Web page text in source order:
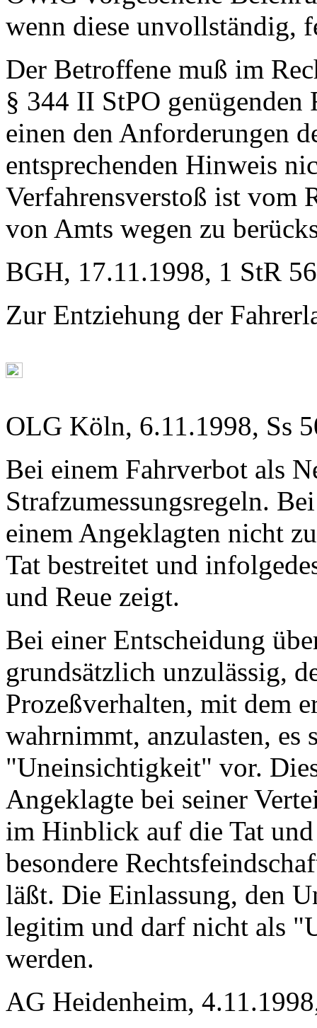
wenn diese unvollständig,
Der Betroffene muß im
§ 344 II StPO genügenden
einen den Anforderungen
entsprechenden Hinweis
Verfahrensverstoß ist vom
von Amts wegen zu
BGH, 17.11.1998, 1 StR
Zur Entziehung der
OLG Köln, 6.11.1998, Ss
Bei einem Fahrverbot als
Strafzumessungsregeln.
einem Angeklagten nicht
Tat bestreitet und
und Reue zeigt.
Bei einer Entscheidung
grundsätzlich unzulässig,
Prozeßverhalten, mit dem
wahrnimmt, anzulasten, es
"Uneinsichtigkeit" vor.
Angeklagte bei seiner
im Hinblick auf die Tat
besondere
läßt. Die Einlassung, den
legitim und darf nicht als
werden.
AG Heidenheim,